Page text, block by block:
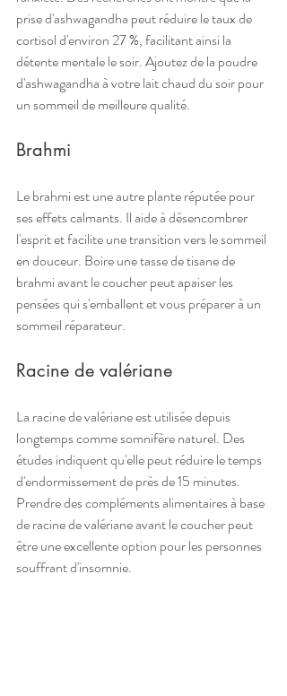
prise d'ashwagandha peut réduire le taux de
cortisol d'environ 27 %, facilitant ainsi la
détente mentale le soir. Ajoutez de la poudre
d'ashwagandha à votre lait chaud du soir pour
un sommeil de meilleure qualité.
Brahmi
Le brahmi est une autre plante réputée pour
ses effets calmants. Il aide à désencombrer
l'esprit et facilite une transition vers le sommeil
en douceur. Boire une tasse de tisane de
brahmi avant le coucher peut apaiser les
pensées qui s'emballent et vous préparer à un
sommeil réparateur.
Racine de valériane
La racine de valériane est utilisée depuis
longtemps comme somnifère naturel. Des
études indiquent qu'elle peut réduire le temps
d'endormissement de près de 15 minutes.
Prendre des compléments alimentaires à base
de racine de valériane avant le coucher peut
être une excellente option pour les personnes
souffrant d'insomnie.